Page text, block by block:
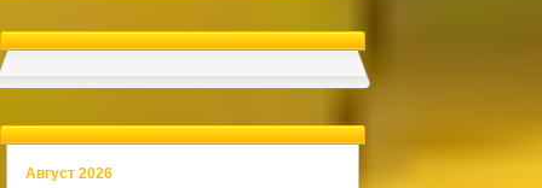
Август 2026